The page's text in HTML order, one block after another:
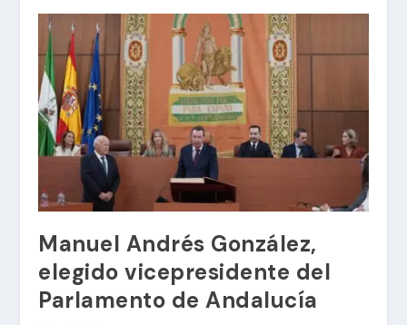
Manuel Andrés González,
elegido vicepresidente del
Parlamento de Andalucía